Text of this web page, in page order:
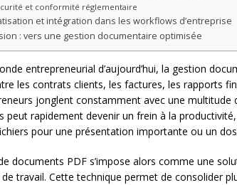
et conformité réglementaire
et intégration dans les workflows d’entreprise
: vers une gestion documentaire optimisée
entrepreneurial d’aujourd’hui, la gestion
les contrats clients, les factures, les rapports
jonglent constamment avec une multitude
peut rapidement devenir un frein à la
pour une présentation importante ou un
documents PDF s’impose alors comme une
travail. Cette technique permet de consolider